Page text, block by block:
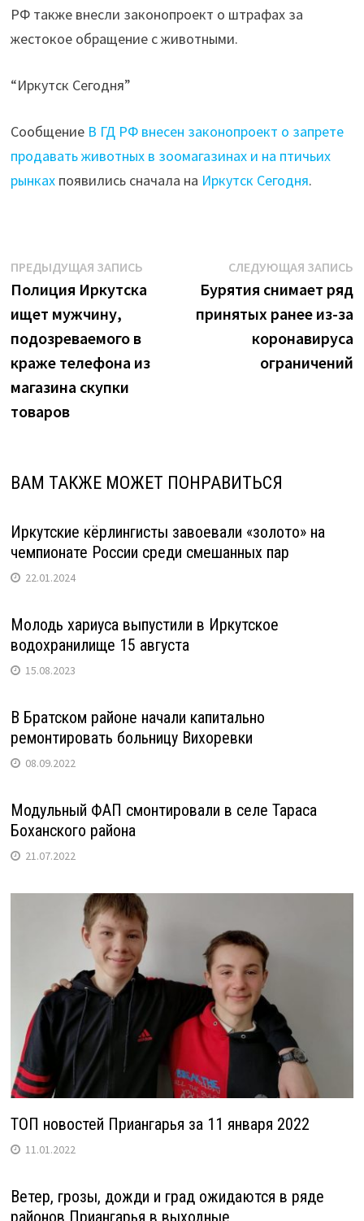
РФ также внесли законопроект о штрафах за
жестокое обращение с животными.
“Иркутск Сегодня”
Сообщение В ГД РФ внесен законопроект о запрете
продавать животных в зоомагазинах и на птичьих
рынкахпоявились сначала на Иркутск Сегодня.
Навигация
по
записям
ПРЕДЫДУЩАЯ ЗАПИСЬПредыдущая
запись:
Полиция Иркутска
ищет мужчину,
подозреваемого в
краже телефона из
магазина скупки
товаров
СЛЕДУЮЩАЯ ЗАПИСЬ
Бурятия снимает ряд
принятых ранее из-за
коронавируса
ограничений
ВАМ ТАКЖЕ МОЖЕТ ПОНРАВИТЬСЯ
Иркутские кёрлингисты завоевали «золото» на
чемпионате России среди смешанных пар
22.01.2024
Молодь хариуса выпустили в Иркутское
водохранилище 15 августа
15.08.2023
В Братском районе начали капитально
ремонтировать больницу Вихоревки
08.09.2022
Модульный ФАП смонтировали в селе Тараса
Боханского района
21.07.2022
ТОП новостей Приангарья за 11 января 2022
11.01.2022
Ветер, грозы, дожди и град ожидаются в ряде
районов Приангарья в выходные